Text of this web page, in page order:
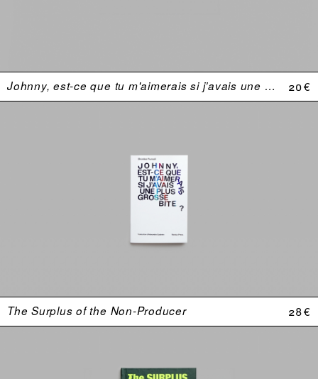
Johnny, est-ce que tu m'aimerais si j’avais une plus grosse bite ? 20 €
The Surplus of the Non-Producer 28 €